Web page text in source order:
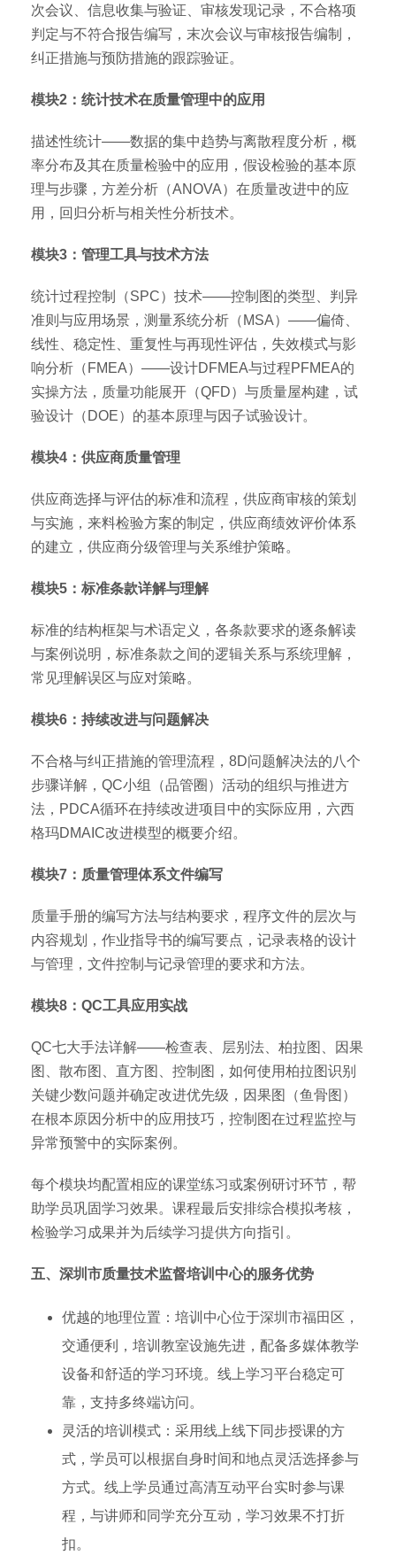
次会议、信息收集与验证、审核发现记录，不合格项
判定与不符合报告编写，末次会议与审核报告编制，
纠正措施与预防措施的跟踪验证。
模块2：统计技术在质量管理中的应用
描述性统计——数据的集中趋势与离散程度分析，概
率分布及其在质量检验中的应用，假设检验的基本原
理与步骤，方差分析（ANOVA）在质量改进中的应
用，回归分析与相关性分析技术。
模块3：管理工具与技术方法
统计过程控制（SPC）技术——控制图的类型、判异
准则与应用场景，测量系统分析（MSA）——偏倚、
线性、稳定性、重复性与再现性评估，失效模式与影
响分析（FMEA）——设计DFMEA与过程PFMEA的
实操方法，质量功能展开（QFD）与质量屋构建，试
验设计（DOE）的基本原理与因子试验设计。
模块4：供应商质量管理
供应商选择与评估的标准和流程，供应商审核的策划
与实施，来料检验方案的制定，供应商绩效评价体系
的建立，供应商分级管理与关系维护策略。
模块5：标准条款详解与理解
标准的结构框架与术语定义，各条款要求的逐条解读
与案例说明，标准条款之间的逻辑关系与系统理解，
常见理解误区与应对策略。
模块6：持续改进与问题解决
不合格与纠正措施的管理流程，8D问题解决法的八个
步骤详解，QC小组（品管圈）活动的组织与推进方
法，PDCA循环在持续改进项目中的实际应用，六西
格玛DMAIC改进模型的概要介绍。
模块7：质量管理体系文件编写
质量手册的编写方法与结构要求，程序文件的层次与
内容规划，作业指导书的编写要点，记录表格的设计
与管理，文件控制与记录管理的要求和方法。
模块8：QC工具应用实战
QC七大手法详解——检查表、层别法、柏拉图、因果
图、散布图、直方图、控制图，如何使用柏拉图识别
关键少数问题并确定改进优先级，因果图（鱼骨图）
在根本原因分析中的应用技巧，控制图在过程监控与
异常预警中的实际案例。
每个模块均配置相应的课堂练习或案例研讨环节，帮
助学员巩固学习效果。课程最后安排综合模拟考核，
检验学习成果并为后续学习提供方向指引。
五、深圳市质量技术监督培训中心的服务优势
优越的地理位置：培训中心位于深圳市福田区，
交通便利，培训教室设施先进，配备多媒体教学
设备和舒适的学习环境。线上学习平台稳定可
靠，支持多终端访问。
灵活的培训模式：采用线上线下同步授课的方
式，学员可以根据自身时间和地点灵活选择参与
方式。线上学员通过高清互动平台实时参与课
程，与讲师和同学充分互动，学习效果不打折
扣。